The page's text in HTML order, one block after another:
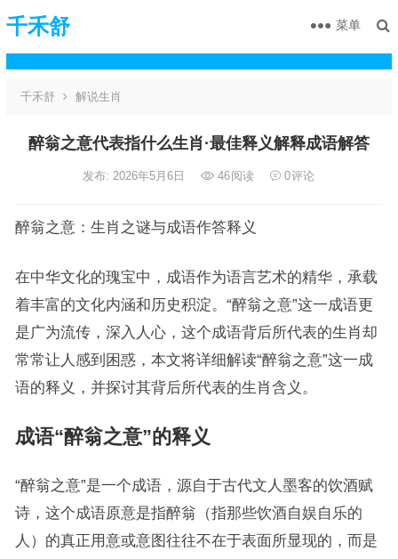
千禾舒 菜单
千禾舒 解说生肖
醉翁之意代表指什么生肖·最佳释义解释成语解答
发布: 2026年5月6日 46阅读 0评论
醉翁之意：生肖之谜与成语作答释义
在中华文化的瑰宝中，成语作为语言艺术的精华，承载
着丰富的文化内涵和历史积淀。“醉翁之意”这一成语更
是广为流传，深入人心，这个成语背后所代表的生肖却
常常让人感到困惑，本文将详细解读“醉翁之意”这一成
语的释义，并探讨其背后所代表的生肖含义。
成语“醉翁之意”的释义
“醉翁之意”是一个成语，源自于古代文人墨客的饮酒赋
诗，这个成语原意是指醉翁（指那些饮酒自娱自乐的
人）的真正用意或意图往往不在于表面所显现的，而是